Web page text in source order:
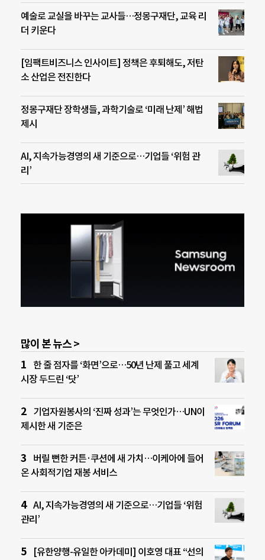
예술로 교실을 바꾸는 교사들…정몽구재단, 교육 리
더 키운다
[임팩트비즈니스 인사이트] 정책은 후퇴해도, 저탄
소 산업은 전진한다
정몽구재단 장학생들, 과학기술로 ‘미래 난제’ 해법
제시
AI, 지속가능경영의 새 기준으로…기업들 ‘위험 관
리’
많이 본 뉴스 >
한 줄 점자를 ‘화면’으로…50년 난제 풀고 세계
시장 두드린 ‘닷’
기업자원봉사의 ‘진짜 성과’는 무엇인가…UN이
제시한 새 기준은
버릴 뻔한 커튼·쿠션에 새 가치…이케아에 들어
온 사회적기업 재봉 서비스
AI, 지속가능경영의 새 기준으로…기업들 ‘위험
관리’
[유한양행-유일한 아카데미] 이호영 대표 “선의